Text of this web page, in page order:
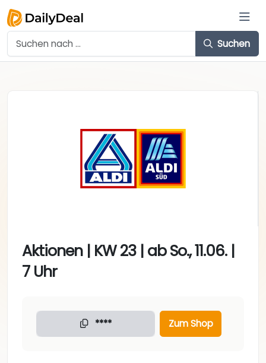
Suchen
Aktionen | KW 23 | ab So., 11.06. |
7 Uhr
**** Zum Shop